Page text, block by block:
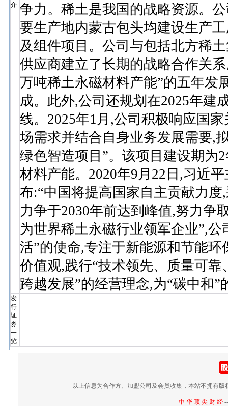
介 争力。稀土是我国的战略资源。
要生产地内蒙古包头均建设生产
及组件项目。公司与包括北方稀
供应商建立了长期的战略合作关
万吨稀土永磁材料产能”的五年发
成。此外,公司还规划在2025年建
线。2025年1月,公司积极响应国
场需求并结合自身业务发展需要,
绿色智造项目”。该项目建设期为
材料产能。2020年9月22日,习近
布:“中国将提高国家自主贡献力
力争于2030年前达到峰值,努力争
为世界稀土永磁行业领军企业”,
活”的使命,专注于新能源和节能
价值观,践行“技术领先、质量可
跨越发展”的经营理念,为“碳中和
发
行
证
券
一
览
以上信息为合作方、加盟公司及会员收集，本站不拥有
中 华 顶 尖 财 经